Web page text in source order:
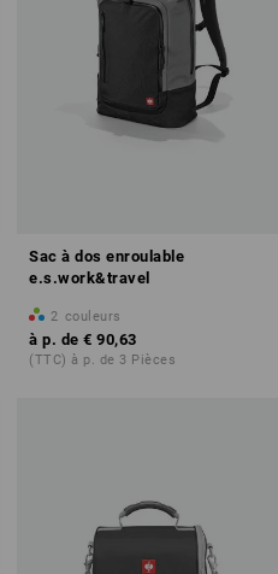
Sac à dos enroulable
e.s.work&travel
2 couleurs
à p. de € 90,63
(TTC) à p. de 3 Pièces